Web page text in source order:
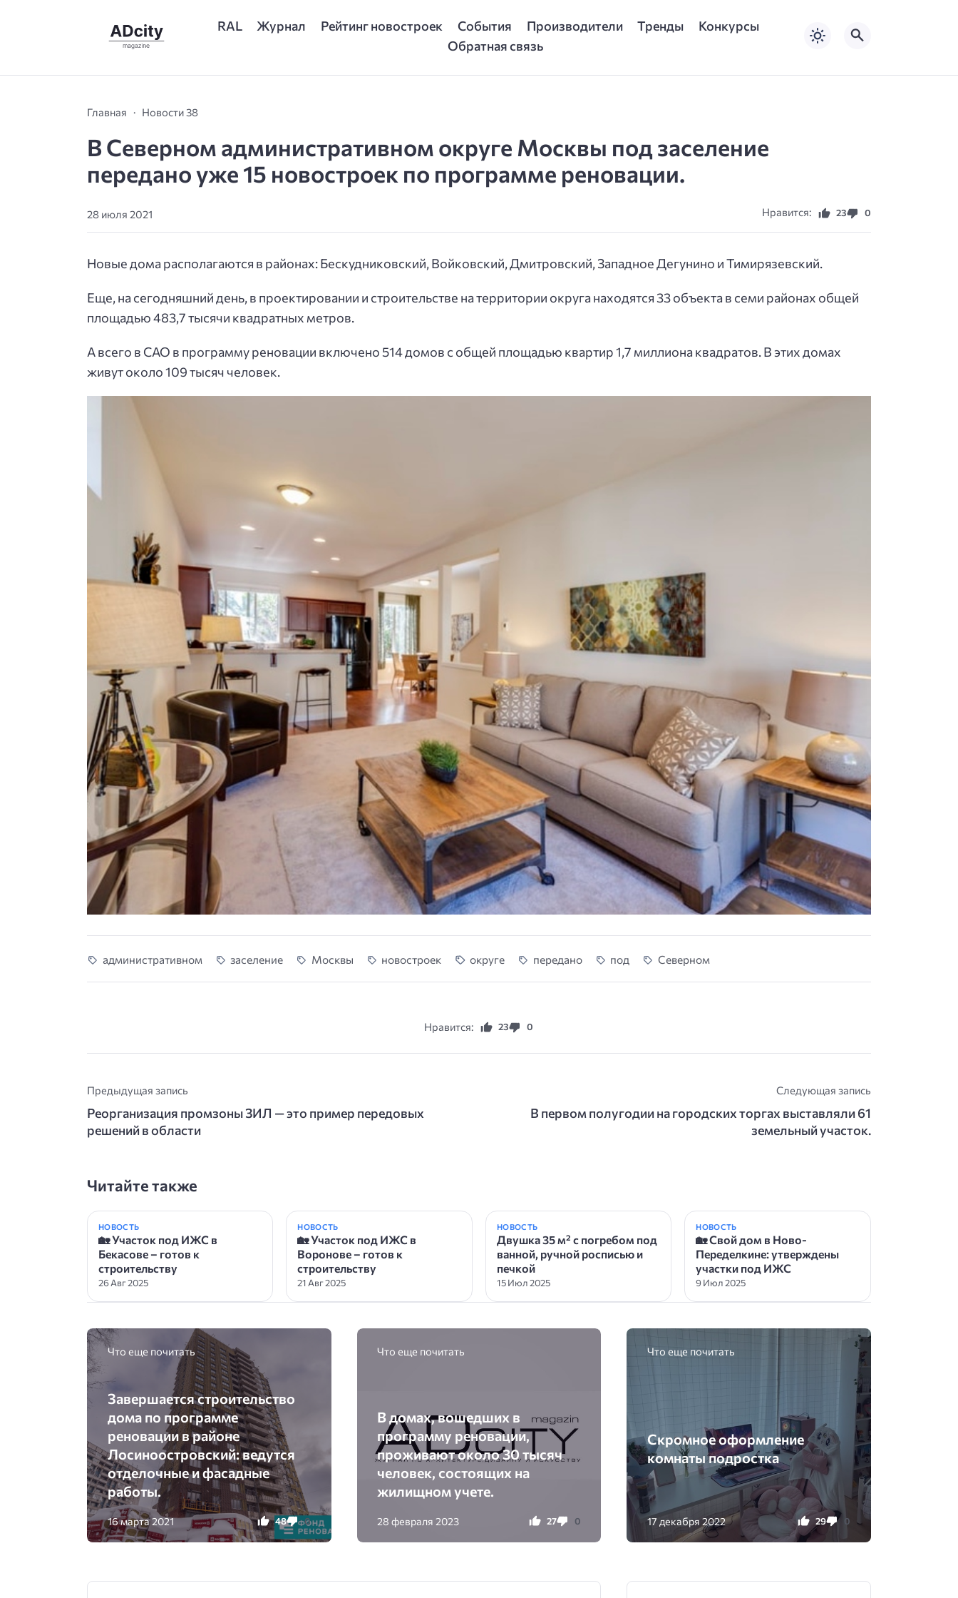
RAL Журнал Рейтинг новостроек События Производители Тренды
Конкурсы
Обратная связь
Главная Новости 38
В Северном административном округе Москвы под заселение
передано уже 15 новостроек по программе реновации.
28 июля 2021 Нравится: 23 0
Новые дома располагаются в районах: Бескудниковский, Войковский, Дмитровский, Западное Дегунино и Тимирязевский.
Еще, на сегодняшний день, в проектировании и строительстве на территории округа находятся 33 объекта в семи районах общей
площадью 483,7 тысячи квадратных метров.
А всего в САО в программу реновации включено 514 домов с общей площадью квартир 1,7 миллиона квадратов. В этих домах
живут около 109 тысяч человек.
административном заселение Москвы новостроек округе передано под Северном
Нравится: 23 0
Предыдущая запись
Реорганизация промзоны ЗИЛ — это пример передовых
решений в области
Следующая запись
В первом полугодии на городских торгах выставляли 61
земельный участок.
Читайте также
НОВОСТЬ
🏡 Участок под ИЖС в
Бекасове – готов к
строительству
26 Авг 2025
НОВОСТЬ
🏡 Участок под ИЖС в
Воронове – готов к
строительству
21 Авг 2025
НОВОСТЬ
Двушка 35 м² с погребом под
ванной, ручной росписью и
печкой
15 Июл 2025
НОВОСТЬ
🏡 Свой дом в Ново-
Переделкине: утверждены
участки под ИЖС
9 Июл 2025
Что еще почитать
Завершается строительство
дома по программе
реновации в районе
Лосиноостровский: ведутся
отделочные и фасадные
работы.
16 марта 2021 48 0
Что еще почитать
В домах, вошедших в
программу реновации,
проживают около 30 тысяч
человек, состоящих на
жилищном учете.
28 февраля 2023 27 0
Что еще почитать
Скромное оформление
комнаты подростка
17 декабря 2022 29 0